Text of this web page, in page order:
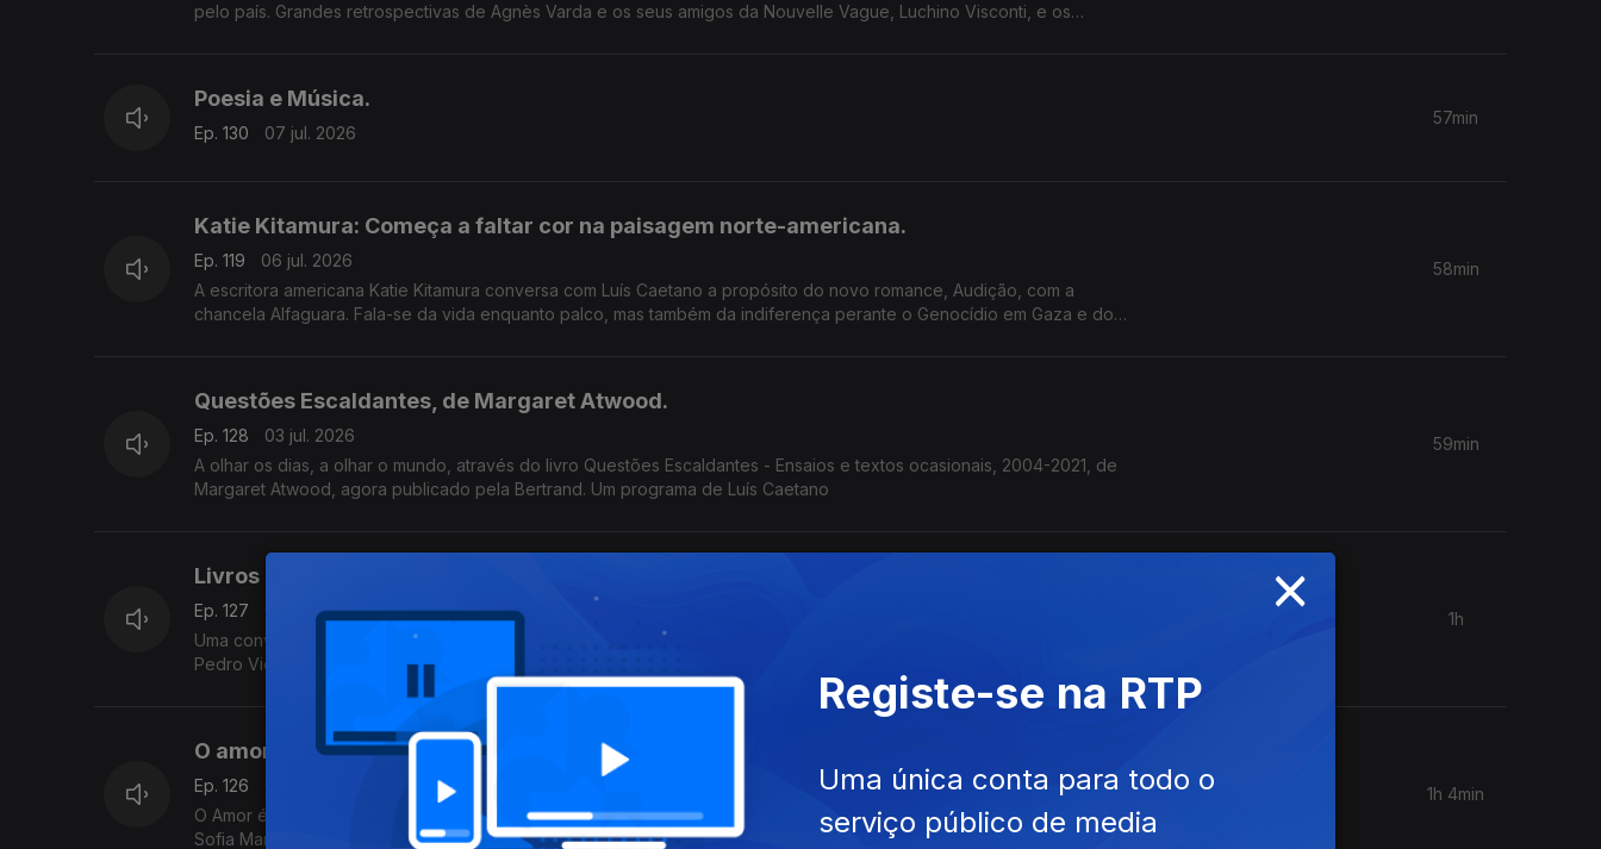
pelo país. Grandes retrospectivas de Agnès Varda e os seus amigos da Nouvelle Vague, Luchino Visconti, e os
Poesia e Música.
Ep. 130 07 jul. 2026
57min
Katie Kitamura: Começa a faltar cor na paisagem norte-americana.
Ep. 119
06 jul. 2026
A escritora americana Katie Kitamura conversa com Luís Caetano a propósito do novo romance, Audição, com a
chancela Alfaguara. Fala-se da vida enquanto palco, mas também da indiferença perante o Genocídio em Gaza e do
58min
Questões Escaldantes, de Margaret Atwood.
Ep. 128
03 jul. 2026
A olhar os dias, a olhar o mundo, através do livro Questões Escaldantes - Ensaios e textos ocasionais, 2004-2021, de
Margaret Atwood, agora publicado pela Bertrand. Um programa de Luís Caetano
59min
Livros a Oeste: A Mulher é a Medida de Todas as Coisas
Ep. 127
02 jul. 2026
Uma conversa no Festival Livros a Oeste, na Lourinhã, sob o mote 'A Mulher é a Medida de Todas as Coisas'. Com
Pedro Vieira, Inês Bernardo e Inês Pedrosa, condução de João Morales.
1h
O amor está no ar: Maratona de Leitura na Sertã, poesia, química.
Ep. 126
O Amor é o tema da 14ª edição da Maratona de Leitura que começa esta 4ª na Sertã, ate sábado. A responsável Ana
Sofia Marçal conversa com Luís Caetano. Também poemas de amor, escolhidos por Ana Luísa Amaral e a ciência por
1h 4min
×
Registe-se na RTP
Uma única conta para todo o
serviço público de media